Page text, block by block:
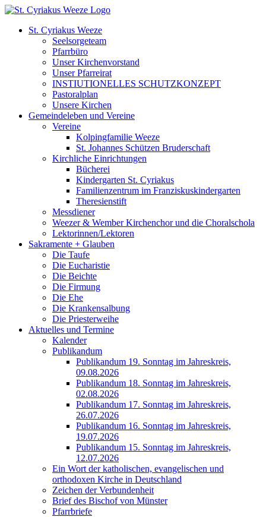
Zum
springenSt. Cyriakus Weeze
Seelsorgeteam
Pfarrbüro
Unser Kirchenvorstand
Unser Pfarreirat
INSTIUTIONELLES SCHUTZKONZEPT
Pastoralplan
Unsere Kirchen
Gemeindeleben und Vereine
Vereine
Kolpingfamilie Weeze
St. Johannes Schützen Bruderschaft
Kirchliche Einrichtungen
Bücherei
Kindergarten St. Cyriakus
Familienzentrum im Franziskuskindergarten
Theresienstift
Messdiener
Weezer & Wember Kirchenchor und die Choralschola
Lektorinnen/Lektoren
Sakramente + Glauben
Die Taufe
Die Eucharistie
Die Beichte
Die Firmung
Die Ehe
Die Krankensalbung
Die Priesterweihe
Aktuelles und Termine
Kalender
Publikandum
Publikandum 19. Sonntag im Jahreskreis,
09.08.2026
Publikandum 18. Sonntag im Jahreskreis,
02.08.2026
Publikandum 17. Sonntag im Jahreskreis,
26.07.2026
Publikandum 16. Sonntag im Jahreskreis,
19.07.2026
Publikandum 15. Sonntag im Jahreskreis,
12.07.2026
Ein Wort der katholischen, evangelischen und
orthodoxen Kirche in Deutschland
Zeichen der Verbundenheit
Brief des Bischof von Münster
Pfarrbriefe